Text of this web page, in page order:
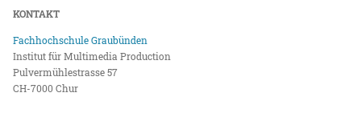
KONTAKT
Fachhochschule Graubünden
Institut für Multimedia Production
Pulvermühlestrasse 57
CH-7000 Chur